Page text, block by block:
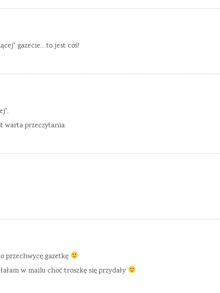
gazecie….to jest coś!
warta przeczytania.
przechwycę gazetkę
w mailu choć troszkę się przydały